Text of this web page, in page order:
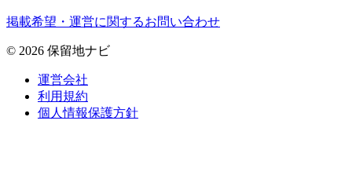
掲載希望・運営に関するお問い合わせ
© 2026 保留地ナビ
運営会社
利用規約
個人情報保護方針